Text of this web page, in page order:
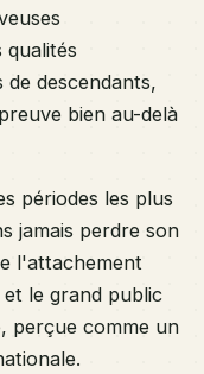
descendants,
bien au-delà
périodes les plus
jamais perdre son
l'attachement
le grand public
perçue comme un